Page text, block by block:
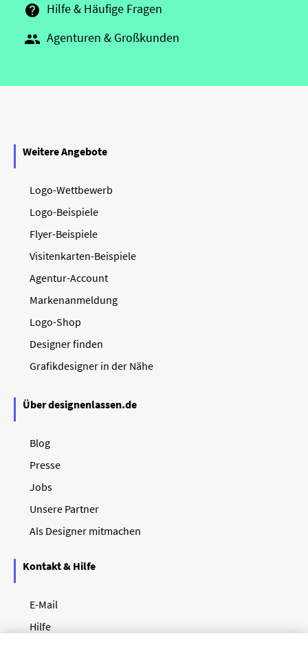
 Hilfe & Häufige Fragen
 Agenturen & Großkunden
Weitere Angebote
Logo-Wettbewerb
Logo-Beispiele
Flyer-Beispiele
Visitenkarten-Beispiele
Agentur-Account
Markenanmeldung
Logo-Shop
Designer finden
Grafikdesigner in der Nähe
Über designenlassen.de
Blog
Presse
Jobs
Unsere Partner
Als Designer mitmachen
Kontakt & Hilfe
E-Mail
Hilfe